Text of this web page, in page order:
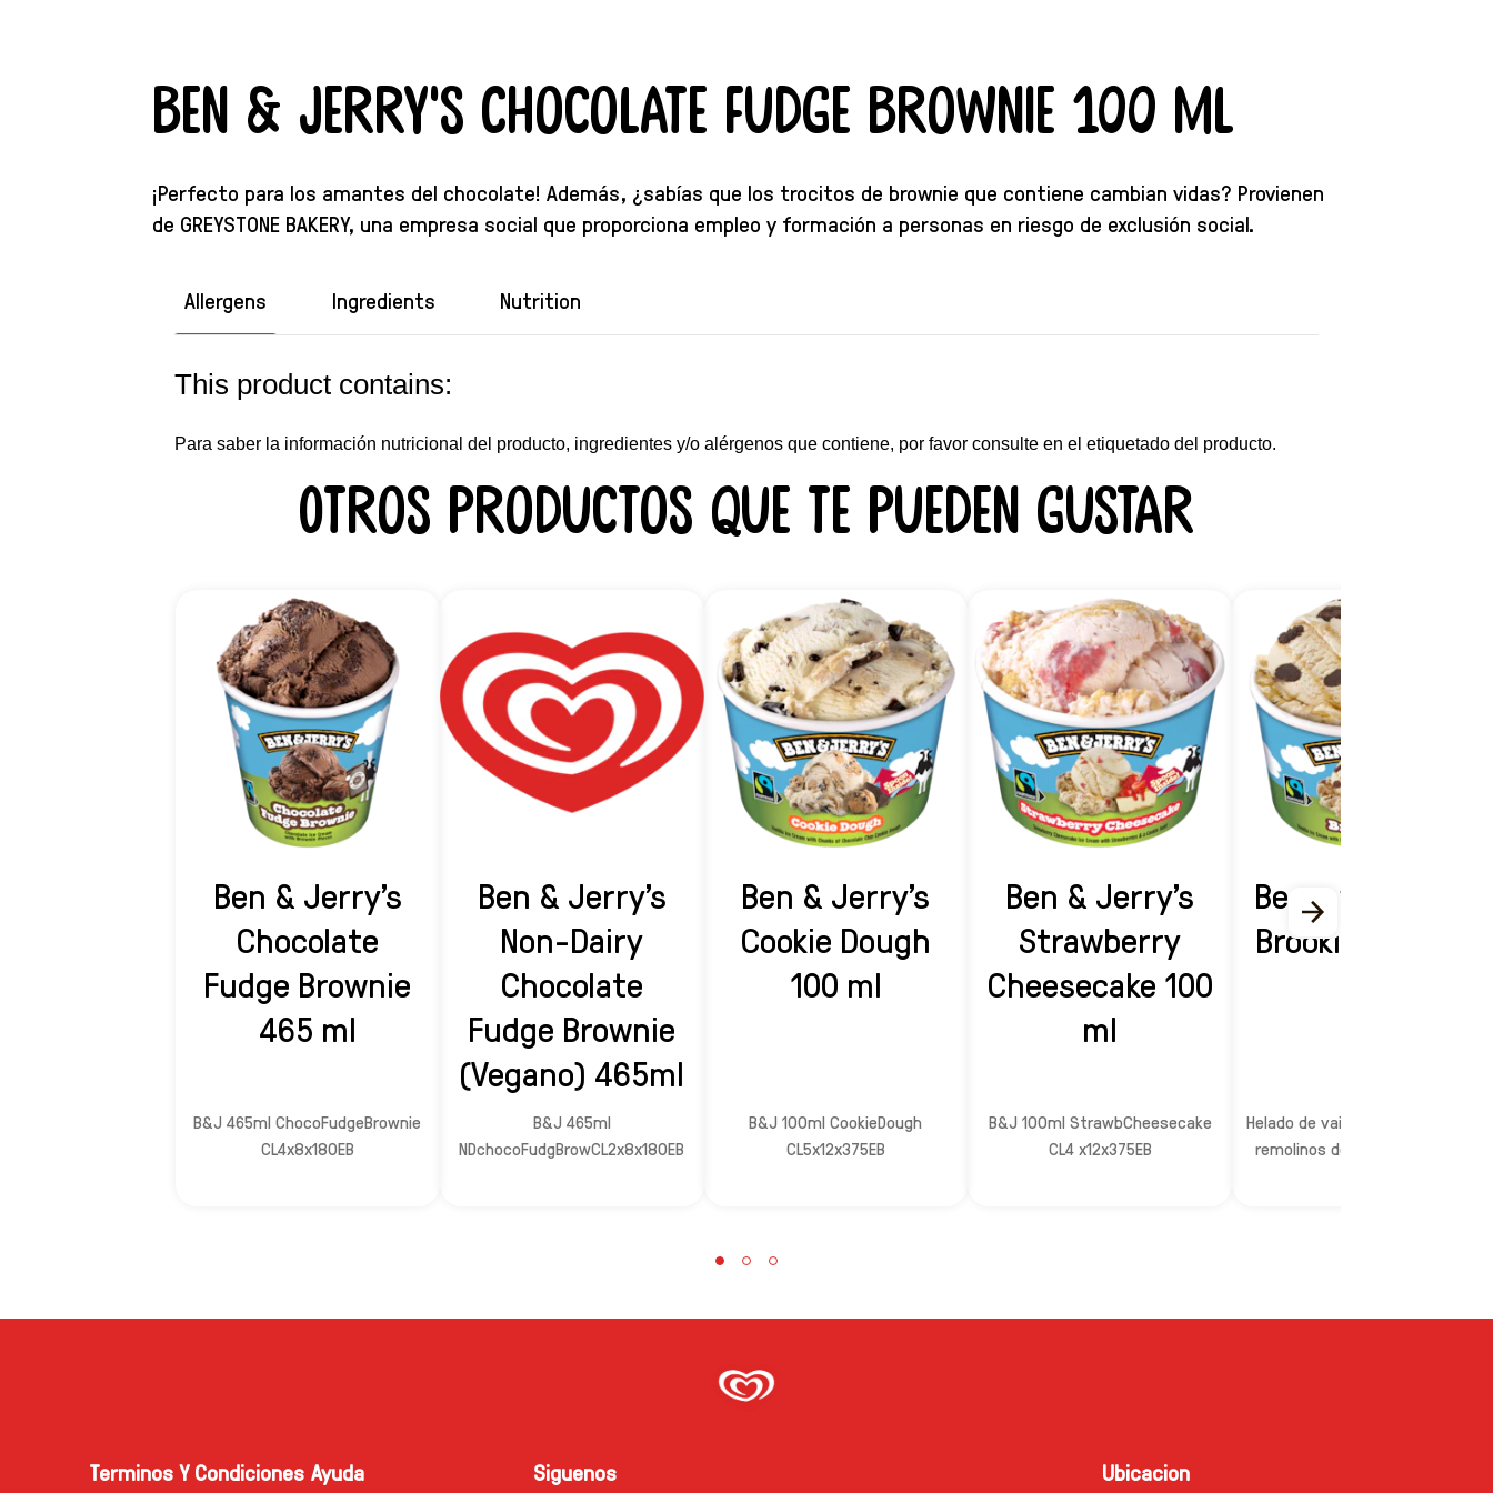
Ben & Jerry's Chocolate Fudge Brownie 100 ml
¡Perfecto para los amantes del chocolate! Además, ¿sabías que los trocitos de brownie que contiene cambian vidas? Provienen
de GREYSTONE BAKERY, una empresa social que proporciona empleo y formación a personas en riesgo de exclusión social.
Allergens Ingredients Nutrition
This product contains:
Para saber la información nutricional del producto, ingredientes y/o alérgenos que contiene, por favor consulte en el etiquetado del producto.
Otros productos que te pueden gustar
Ben & Jerry's
Chocolate
Fudge Brownie
465 ml
B&J 465ml ChocoFudgeBrownie
CL4x8x180EB
Ben & Jerry's
Non-Dairy
Chocolate
Fudge Brownie
(Vegano) 465ml
B&J 465ml
NDchocoFudgBrowCL2x8x180EB
Ben & Jerry's
Cookie Dough
100 ml
B&J 100ml CookieDough
CL5x12x375EB
Ben & Jerry's
Strawberry
Cheesecake 100
ml
B&J 100ml StrawbCheesecake
CL4 x12x375EB
Ben and Jerry's
Brookies 100 ml
Helado de vainilla con brownies y
remolinos de salsa de galleta.
Terminos Y Condiciones Ayuda Siguenos Ubicacion